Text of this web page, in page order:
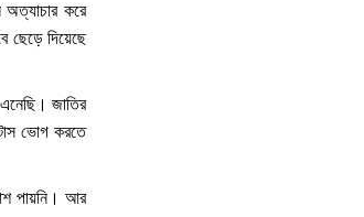
অত্যাচার করে
ছেড়ে দিয়েছে
জাতির
ভোগ করতে
পায়নি। আর